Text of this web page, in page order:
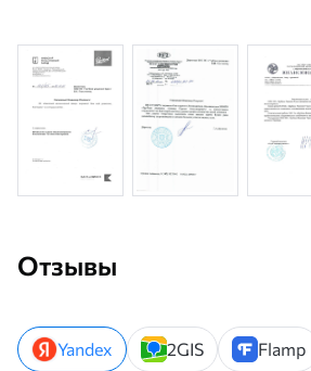
Отзывы
Yandex 2GIS Flamp